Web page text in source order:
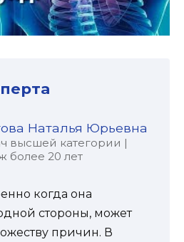
Наталья Юрьевна
высшей категории |
более 20 лет
когда она
стороны, может
причин. В